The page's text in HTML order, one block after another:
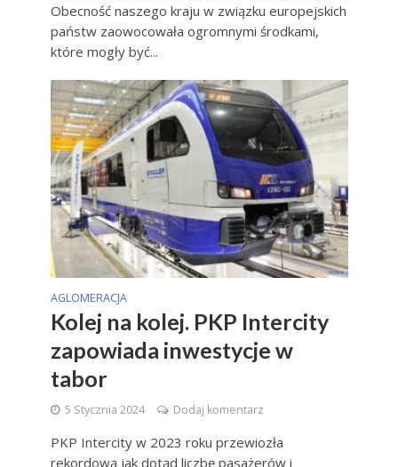
Obecność naszego kraju w związku europejskich
państw zaowocowała ogromnymi środkami,
które mogły być...
AGLOMERACJA
Kolej na kolej. PKP Intercity
zapowiada inwestycje w
tabor
5 Stycznia 2024 Dodaj komentarz
PKP Intercity w 2023 roku przewiozła
rekordową jak dotąd liczbę pasażerów i